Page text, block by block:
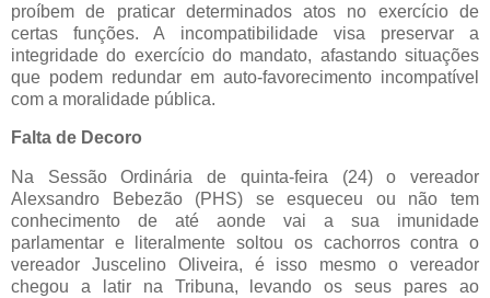
proíbem de praticar determinados atos no exercício de
certas funções. A incompatibilidade visa preservar a
integridade do exercício do mandato, afastando situações
que podem redundar em auto-favorecimento incompatível
com a moralidade pública.
Falta de Decoro
Na Sessão Ordinária de quinta-feira (24) o vereador
Alexsandro Bebezão (PHS) se esqueceu ou não tem
conhecimento de até aonde vai a sua imunidade
parlamentar e literalmente soltou os cachorros contra o
vereador Juscelino Oliveira, é isso mesmo o vereador
chegou a latir na Tribuna, levando os seus pares ao